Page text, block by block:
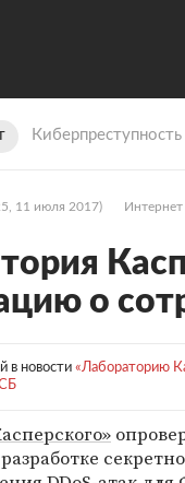
Киберпреступность
11 июля 2017)
о
в новости «Лабораторию